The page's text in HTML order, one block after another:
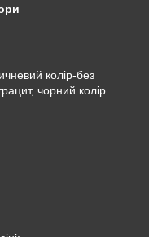
колір-без
чорний колір